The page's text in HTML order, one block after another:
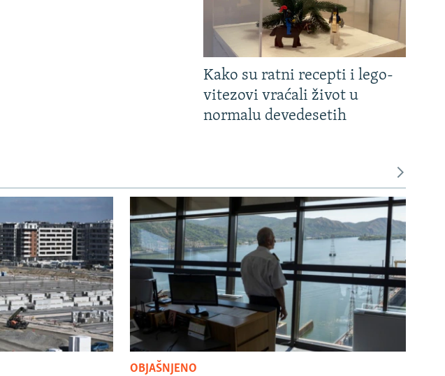
Kako su ratni recepti i lego-
vitezovi vraćali život u
normalu devedesetih
OBJAŠNJENO